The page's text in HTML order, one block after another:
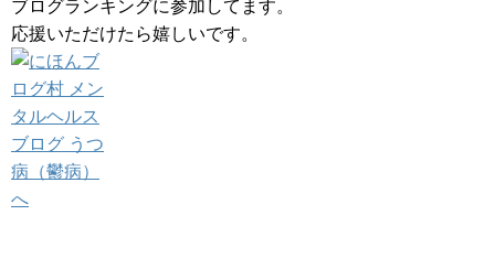
ブログランキングに参加してます。
応援いただけたら嬉しいです。